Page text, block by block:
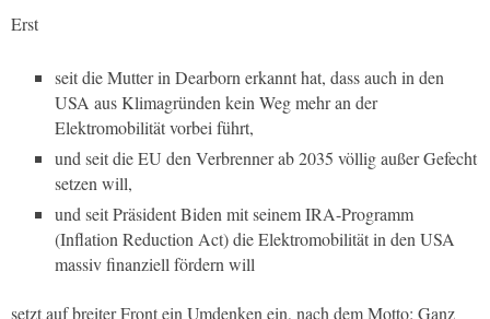
Erst
seit die Mutter in Dearborn erkannt hat, dass auch in den
USA aus Klimagründen kein Weg mehr an der
Elektromobilität vorbei führt,
und seit die EU den Verbrenner ab 2035 völlig außer Gefecht
setzen will,
und seit Präsident Biden mit seinem IRA-Programm
(Inflation Reduction Act) die Elektromobilität in den USA
massiv finanziell fördern will
setzt auf breiter Front ein Umdenken ein, nach dem Motto: Ganz